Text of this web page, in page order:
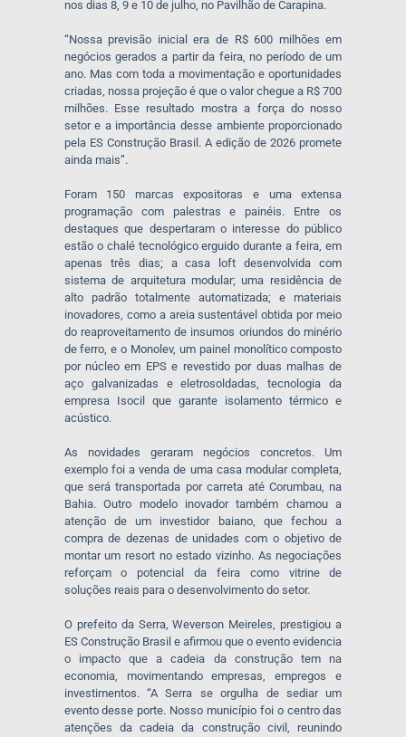
nos dias 8, 9 e 10 de julho, no Pavilhão de Carapina.
“Nossa previsão inicial era de R$ 600 milhões em
negócios gerados a partir da feira, no período de um
ano. Mas com toda a movimentação e oportunidades
criadas, nossa projeção é que o valor chegue a R$ 700
milhões. Esse resultado mostra a força do nosso
setor e a importância desse ambiente proporcionado
pela ES Construção Brasil. A edição de 2026 promete
ainda mais”.
Foram 150 marcas expositoras e uma extensa
programação com palestras e painéis. Entre os
destaques que despertaram o interesse do público
estão o chalé tecnológico erguido durante a feira, em
apenas três dias; a casa loft desenvolvida com
sistema de arquitetura modular; uma residência de
alto padrão totalmente automatizada; e materiais
inovadores, como a areia sustentável obtida por meio
do reaproveitamento de insumos oriundos do minério
de ferro, e o Monolev, um painel monolítico composto
por núcleo em EPS e revestido por duas malhas de
aço galvanizadas e eletrosoldadas, tecnologia da
empresa Isocil que garante isolamento térmico e
acústico.
As novidades geraram negócios concretos. Um
exemplo foi a venda de uma casa modular completa,
que será transportada por carreta até Corumbau, na
Bahia. Outro modelo inovador também chamou a
atenção de um investidor baiano, que fechou a
compra de dezenas de unidades com o objetivo de
montar um resort no estado vizinho. As negociações
reforçam o potencial da feira como vitrine de
soluções reais para o desenvolvimento do setor.
O prefeito da Serra, Weverson Meireles, prestigiou a
ES Construção Brasil e afirmou que o evento evidencia
o impacto que a cadeia da construção tem na
economia, movimentando empresas, empregos e
investimentos. “A Serra se orgulha de sediar um
evento desse porte. Nosso município foi o centro das
atenções da cadeia da construção civil, reunindo